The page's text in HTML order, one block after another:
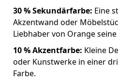
30 % Sekundärfarbe: Eine
Akzentwand oder
Liebhaber von Orange
10 % Akzentfarbe: Kleine
oder Kunstwerke in einer
Farbe.